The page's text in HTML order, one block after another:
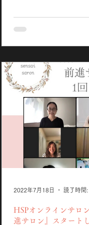
HSPオンラインサロ
進サロン』スタート
2022年7月18日 読了時間